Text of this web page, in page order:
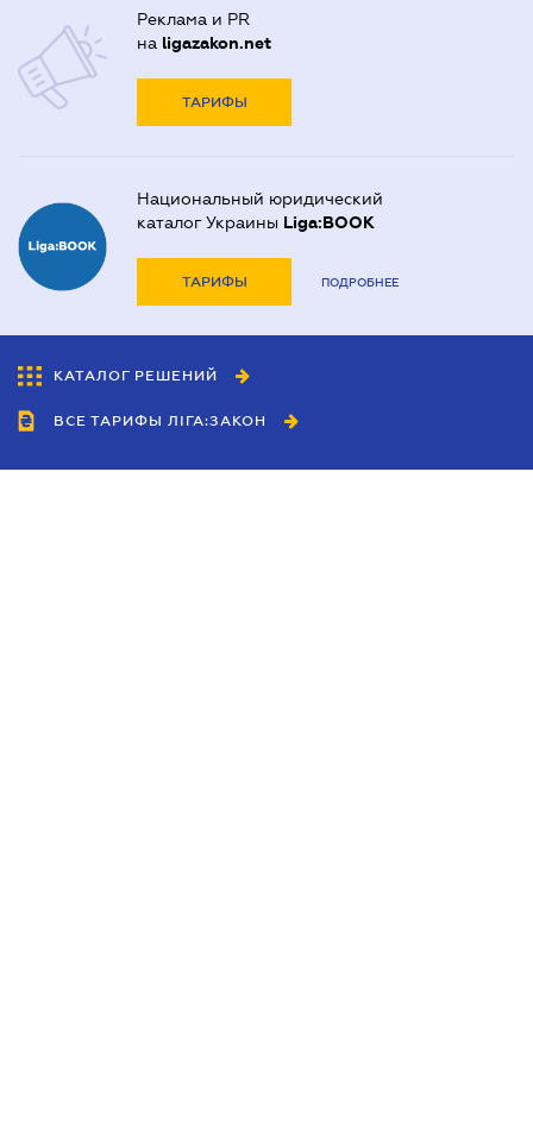
Реклама и PR
на ligazakon.net
ТАРИФЫ
Национальный юридический
каталог Украины Liga:BOOK
ТАРИФЫ ПОДРОБНЕЕ
КАТАЛОГ РЕШЕНИЙ
ВСЕ ТАРИФЫ ЛІГА:ЗАКОН